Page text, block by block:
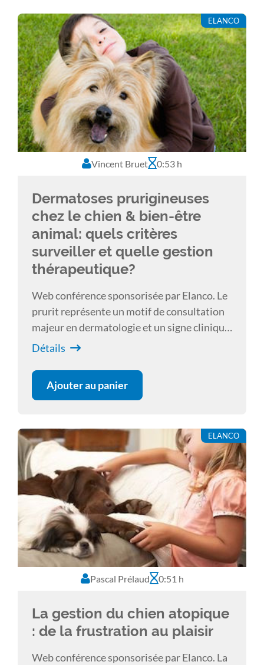
ELANCO
Vincent Bruet 0:53 h
Dermatoses prurigineuses
chez le chien & bien-être
animal: quels critères
surveiller et quelle gestion
thérapeutique?
Web conférence sponsorisée par Elanco. Le
prurit représente un motif de consultation
majeur en dermatologie et un signe clinique
très souvent présent lors de dermatoses.
l'animal? Comment l'estimer? Y a-t-il une
frontière entre douleur et prurit? Comment
présentation.
Détails
Ajouter au panier
ELANCO
Pascal Prélaud 0:51 h
La gestion du chien atopique
: de la frustration au plaisir
Web conférence sponsorisée par Elanco. La